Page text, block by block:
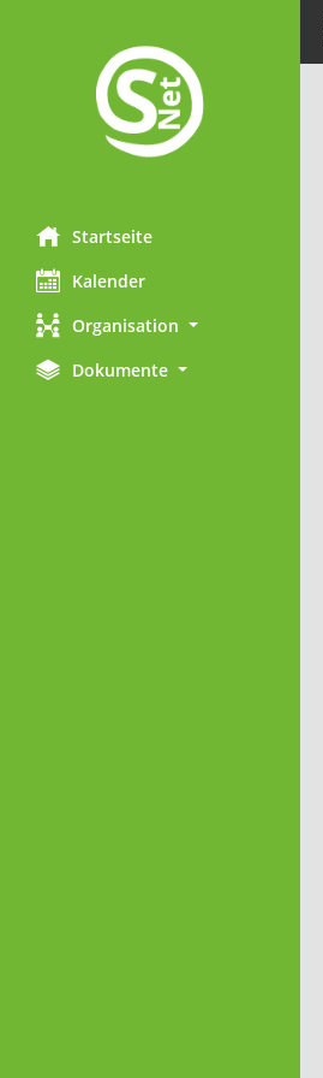
Startseite
Kalender
Organisation
Dokumente